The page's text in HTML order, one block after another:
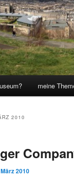
meine
2010
2010